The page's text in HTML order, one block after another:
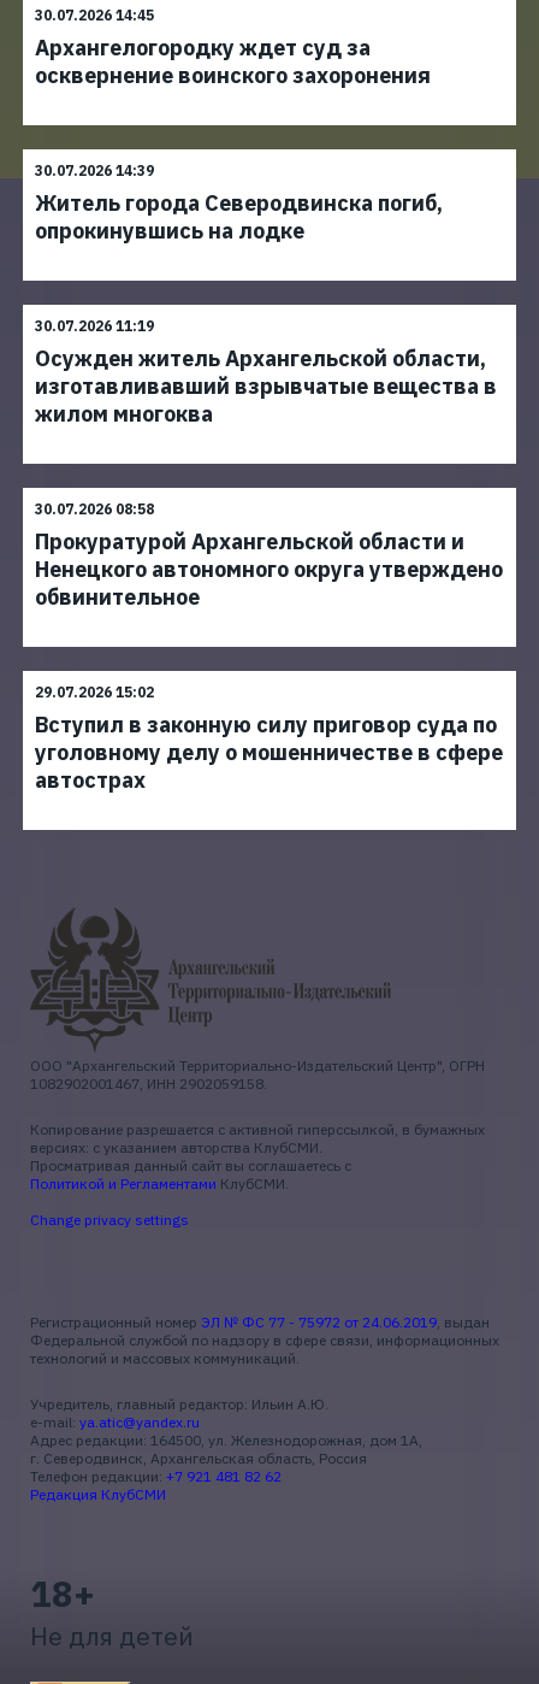
30.07.2026 14:45
Архангелогородку ждет суд за
осквернение воинского захоронения
30.07.2026 14:39
Житель города Северодвинска погиб,
опрокинувшись на лодке
30.07.2026 11:19
Осужден житель Архангельской области,
изготавливавший взрывчатые вещества в
жилом многоква
30.07.2026 08:58
Прокуратурой Архангельской области и
Ненецкого автономного округа утверждено
обвинительное
29.07.2026 15:02
Вступил в законную силу приговор суда по
уголовному делу о мошенничестве в сфере
автострах
ООО "Архангельский Территориально-Издательский Центр", ОГРН
1082902001467, ИНН 2902059158.
Копирование разрешается с активной гиперссылкой, в бумажных
версиях: с указанием авторства КлубСМИ.
Просматривая данный сайт вы соглашаетесь с
Политикой и Регламентами КлубСМИ.
Change privacy settings
Регистрационный номер ЭЛ № ФС 77 - 75972 от 24.06.2019, выдан
Федеральной службой по надзору в сфере связи, информационных
технологий и массовых коммуникаций.
Учредитель, главный редактор: Ильин А.Ю.
e-mail: ya.atic@yandex.ru
Адрес редакции: 164500, ул. Железнодорожная, дом 1А,
г. Северодвинск, Архангельская область, Россия
Телефон редакции: +7 921 481 82 62
Редакция КлубСМИ
18+
Не для детей